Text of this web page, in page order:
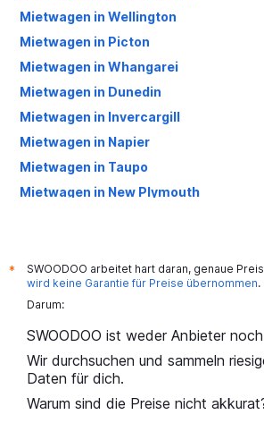
Mietwagen in Wellington
Mietwagen in Picton
Mietwagen in Whangarei
Mietwagen in Dunedin
Mietwagen in Invercargill
Mietwagen in Napier
Mietwagen in Taupo
Mietwagen in New Plymouth
Mietwagen in Blenheim
Mietwagen in Kerikeri
*
SWOODOO arbeitet hart daran, genaue
wird keine Garantie für Preise übernommen.
Darum:
SWOODOO ist weder Anbieter
Wir durchsuchen und sammeln
Daten für dich.
Warum sind die Preise nicht